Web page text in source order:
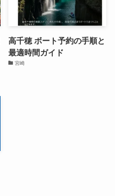
高千穂 ボート予約の手順と
最適時間ガイド
宮崎